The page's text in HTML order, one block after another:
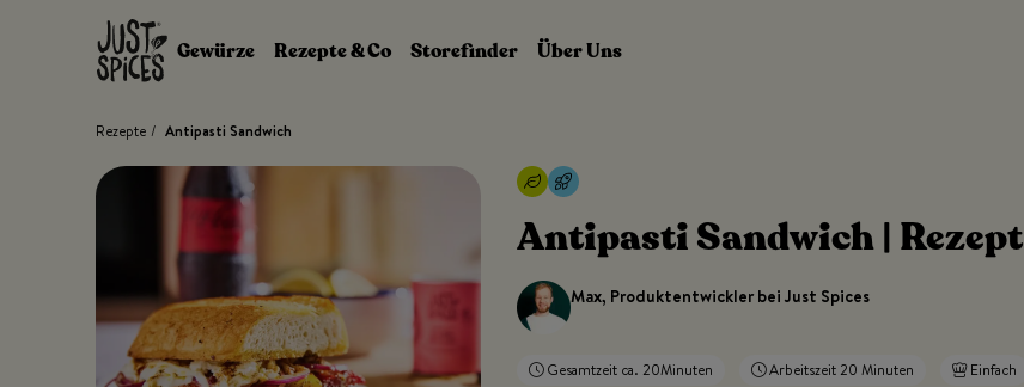
Zum Inhalt springen
Gewürze
Rezepte & Co Storefinder Über Uns
Rezepte / Antipasti Sandwich
Antipasti Sandwich | Rezept
Max, Produktentwickler bei Just Spices
Gesamtzeit ca. 20Minuten Arbeitszeit 20 Minuten Einfach